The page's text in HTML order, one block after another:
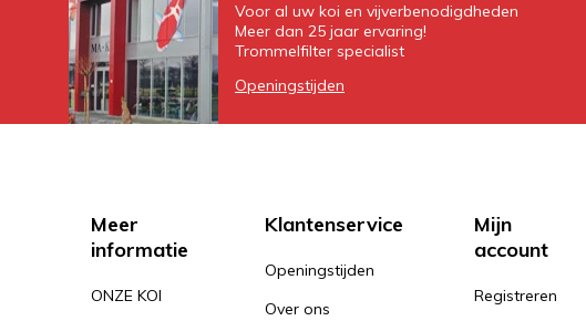
Voor al uw koi en vijverbenodigdheden
Meer dan 25 jaar ervaring!
Trommelfilter specialist
Openingstijden
Meer
informatie
ONZE KOI
Klantenservice
Openingstijden
Over ons
Mijn
account
Registreren